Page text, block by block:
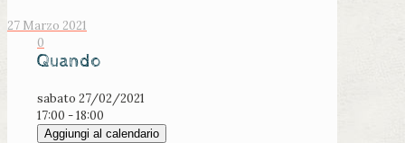
27 Marzo 2021
0
Quando
sabato 27/02/2021
17:00 - 18:00
Aggiungi al calendario